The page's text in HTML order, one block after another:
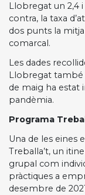
Llobregat un 2,4
contra, la taxa
dos punts la
comarcal.
Les dades
Llobregat també
de maig ha estat
pandèmia.
Programa
Una de les eines
Treballa’t, un
grupal com
pràctiques a
desembre de